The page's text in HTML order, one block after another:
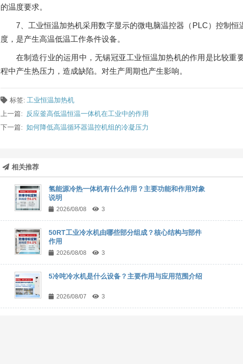
的温度要求。
7、工业恒温加热机采用数字显示的微电脑温控器（PLC）控制
度，是产生高温低温工作条件设备。
在制造行业的运用中，无锡冠亚工业恒温加热机的作用是比较
程中产生热压力，造成缺陷。对生产周期也产生影响。
标签: 工业恒温加热机
上一篇:
反应釜高低温恒温一体机在工业中的作用
下一篇: 如何降低高温循环器温控机组的冷凝压力
相关推荐
氢能源冷热一体机有什么作用？主要功能和作用对象
说明
2026/08/08 3
50RT工业冷水机由哪些部分组成？核心结构与部件
作用
2026/08/08 3
5冷吨冷水机是什么设备？主要作用与应用范围介绍
2026/08/07 3